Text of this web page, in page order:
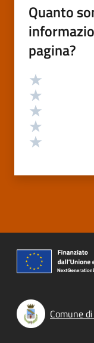
Quanto
pagina?
Valutazione
Comune